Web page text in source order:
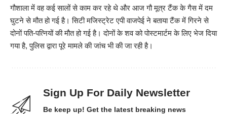
गौशाला में वह कई सालों से काम कर रहे थे और आज गौ मूत्र टैंक के गैस में दम
घुटने से मौत हो गई है। सिटी मजिस्ट्रेट एपी वाजपेई ने बताया टैंक में गिरने से
दोनों पति-पत्नियों की मौत हो गई है। दोनों के शव को पोस्टमार्टम के लिए भेज दिया
गया है, पुलिस द्वारा पूरे मामले की जांच भी की जा रही है।
Sign Up For Daily Newsletter
Be keep up! Get the latest breaking news